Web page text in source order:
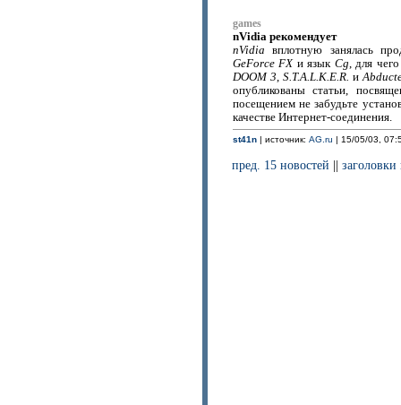
games
nVidia рекомендует
nVidia вплотную занялась
GeForce FXи язык Cg, для
DOOM 3, S.T.A.L.K.E.R. и
опубликованы статьи,
посещением не забудьте
качестве Интернет-соединения.
st41n| источник: AG.ru | 15/05/03,
пред. 15 новостей ||заголовки